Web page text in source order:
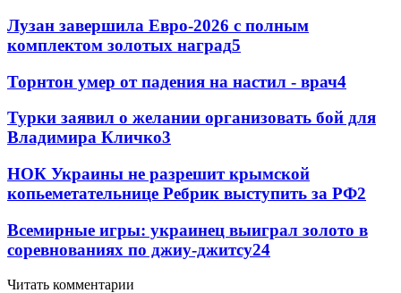
Лузан завершила Евро-2026 с полным
комплектом золотых наград5
Торнтон умер от падения на настил - врач4
Турки заявил о желании организовать бой для
Владимира Кличко3
НОК Украины не разрешит крымской
копьеметательнице Ребрик выступить за РФ2
Всемирные игры: украинец выиграл золото в
соревнованиях по джиу-джитсу24
Читать комментарии